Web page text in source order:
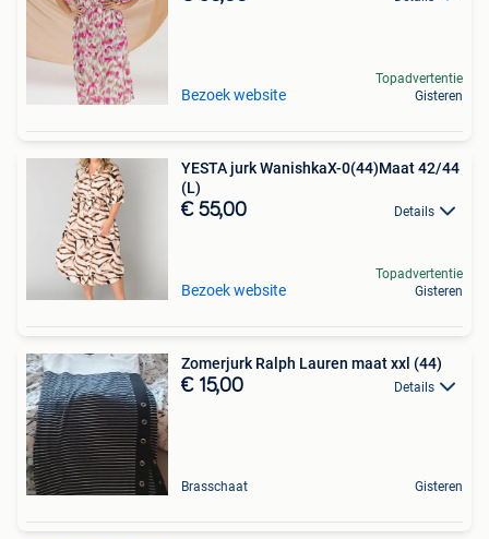
Bezoek website
Topadvertentie
Gisteren
YESTA jurk WanishkaX-0(44)Maat 42/44
(L)
€ 55,00 Details
Bezoek website
Topadvertentie
Gisteren
Zomerjurk Ralph Lauren maat xxl (44)
€ 15,00 Details
Brasschaat Gisteren